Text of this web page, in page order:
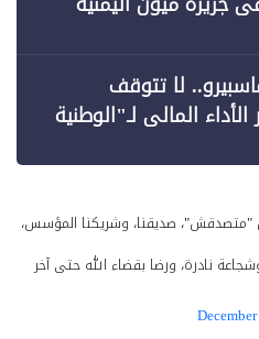
لا تتوقف
المالي لـ"الوطنية
"متصدقش"، صديقنا، وشريكنا المؤسس،
نادرة، ورضا بقضاء الله حتى آخر